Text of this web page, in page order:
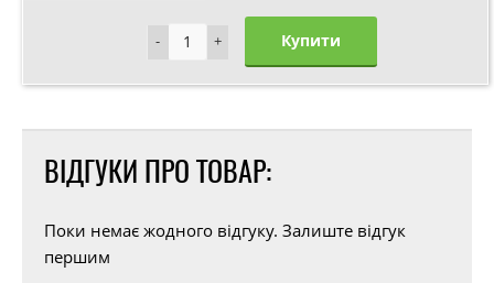
+
- +
- Купити
ВІДГУКИ ПРО ТОВАР:
Поки немає жодного відгуку. Залиште відгук
першим